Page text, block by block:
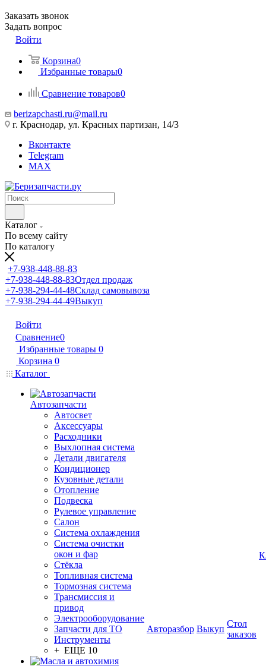
Заказать звонок
Задать вопрос
Войти
Корзина0
Избранные товары0
Сравнение товаров0
berizapchasti.ru@mail.ru
г. Краснодар, ул. Красных партизан, 14/3
Вконтакте
Telegram
MAX
Каталог
По всему сайту
По каталогу
+7-938-448-88-83
+7-938-448-88-83Отдел продаж
+7-938-294-44-48Склад самовывоза
+7-938-294-44-49Выкуп
Войти
Сравнение0
Избранные товары 0
Корзина 0
Каталог
Автозапчасти
Автосвет
Аксессуары
Расходники
Выхлопная система
Детали двигателя
Кондиционер
Кузовные детали
Отопление
Подвеска
Рулевое управление
Салон
Система охлаждения
Система очистки
окон и фар
Стёкла
Топливная система
Тормозная система
Трансмиссия и
привод
Электрооборудование
Запчасти для ТО
Инструменты
+ ЕЩЕ 10
Авторазбор Выкуп
Стол
заказов